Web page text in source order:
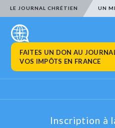
LE JOURNAL CHRÉTIEN UN
FAITES UN DON AU
VOS IMPÔTS EN FRANCE
Inscription à